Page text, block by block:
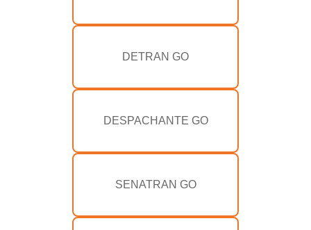
DETRAN GO
DESPACHANTE GO
SENATRAN GO